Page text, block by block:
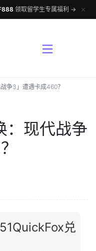
领取留学生专属福利 → ✕
争3」遭遇卡成460？
：现代战争
兑